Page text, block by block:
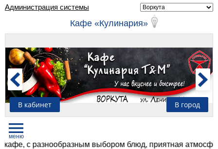
Администрация системы
Кафе «Кулинария»
В кабинет В город
с разнообразным выбором блюд, приятная атмосфера